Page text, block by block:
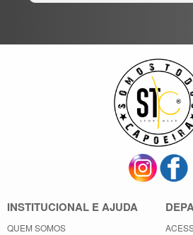
INSTITUCIONAL E AJUDA
QUEM SOMOS